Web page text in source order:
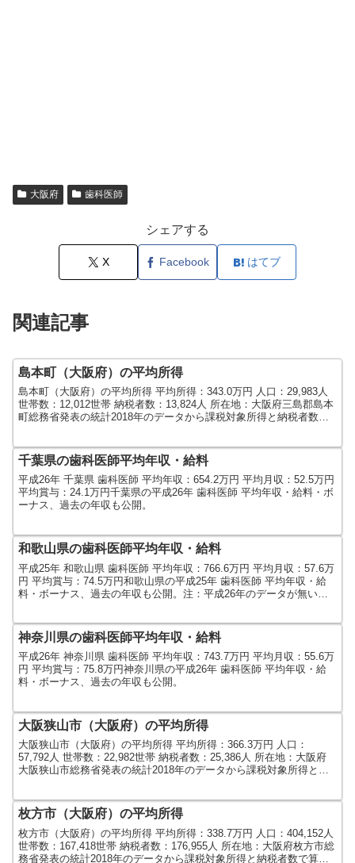
大阪府 歯科医師
シェアする
X Facebook はてブ
関連記事
島本町（大阪府）の平均所得
島本町（大阪府）の平均所得 平均所得：343.0万円 人口：29,983人
世帯数：12,012世帯 納税者数：13,824人 所在地：大阪府三島郡島本
町総務省発表の統計2018年のデータから課税対象所得と納税者数で
千葉県の歯科医師平均年収・給料
平成26年 千葉県 歯科医師 平均年収：654.2万円 平均月収：52.5万円
平均賞与：24.1万円千葉県の平成26年 歯科医師 平均年収・給料・ボ
ーナス、過去の年収も公開。
和歌山県の歯科医師平均年収・給料
平成25年 和歌山県 歯科医師 平均年収：766.6万円 平均月収：57.6万
円 平均賞与：74.5万円和歌山県の平成25年 歯科医師 平均年収・給
料・ボーナス、過去の年収も公開。注：平成26年のデータが無いた
神奈川県の歯科医師平均年収・給料
平成26年 神奈川県 歯科医師 平均年収：743.7万円 平均月収：55.6万
円 平均賞与：75.8万円神奈川県の平成26年 歯科医師 平均年収・給
料・ボーナス、過去の年収も公開。
大阪狭山市（大阪府）の平均所得
大阪狭山市（大阪府）の平均所得 平均所得：366.3万円 人口：
57,792人 世帯数：22,982世帯 納税者数：25,386人 所在地：大阪府
大阪狭山市総務省発表の統計2018年のデータから課税対象所得と納
枚方市（大阪府）の平均所得
枚方市（大阪府）の平均所得 平均所得：338.7万円 人口：404,152人
世帯数：167,418世帯 納税者数：176,955人 所在地：大阪府枚方市総
務省発表の統計2018年のデータから課税対象所得と納税者数で算出